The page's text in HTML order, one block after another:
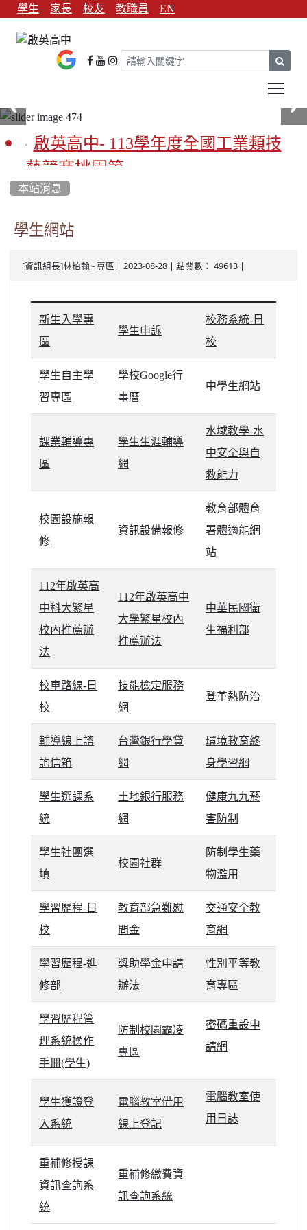
學生 家長 校友 教職員 EN
啟英高中- 113學年度全國工業類技
藝競賽桃園第一
啟英高中-113學年全國學生家事類技
藝競賽榮獲1支金手獎3支優勝
第一
餐飲管理科桃園第一、資料處理科
北台灣私校第一
啟英高中-汽車科榮耀桃園
啟英高中-時尚科桃園第一
本站消息
學生網站
[資訊組長]林柏翰 - 專區 | 2023-08-28 | 點閱數： 49613 |
新生入學專
區
學生申訴
校務系統-日
校
學生自主學
習專區
學校Google行
事曆
中學生網站
課業輔導專
區
學生生涯輔導
網
水域教學-水
中安全與自
救能力
校園設施報
修
資訊設備報修
教育部體育
署體適能網
站
112年啟英高
中科大繁星
校內推薦辦
法
112年啟英高中
大學繁星校內
推薦辦法
中華民國衛
生福利部
校車路線-日
校
技能檢定服務
網
登革熱防治
輔導線上諮
詢信箱
台灣銀行學貸
網
環境教育終
身學習網
學生選課系
統
土地銀行服務
網
健康九九菸
害防制
學生社團選
填
校園社群
防制學生藥
物濫用
學習歷程-日
校
教育部急難慰
問金
交通安全教
育網
學習歷程-進
修部
獎助學金申請
辦法
性別平等教
育專區
學習歷程管
理系統操作
手冊(學生)
防制校園霸凌
專區
密碼重設申
請網
學生獲證登
入系統
電腦教室借用
線上登記
電腦教室使
用日誌
重補修授課
資訊查詢系
統
重補修繳費資
訊查詢系統